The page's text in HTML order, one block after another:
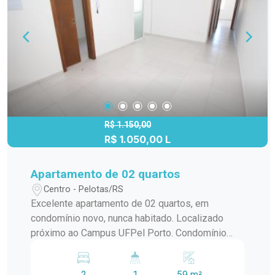
R$ 1.150,00
R$ 1.050,00 L
Apartamento de 02 quartos
Centro - Pelotas/RS
Excelente apartamento de 02 quartos, em
condomínio novo, nunca habitado. Localizado
próximo ao Campus UFPel Porto. Condomínio
câmeras, bombas d`agua, portaria e elevador.